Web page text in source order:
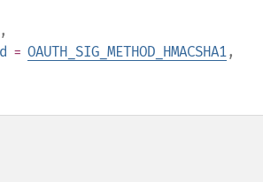
,
= OAUTH_SIG_METHOD_HMACSHA1,